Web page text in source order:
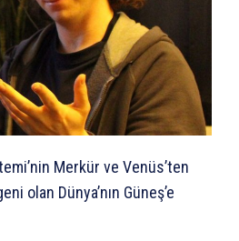
Merkür ve Venüs’ten
olan Dünya’nın Güneş’e